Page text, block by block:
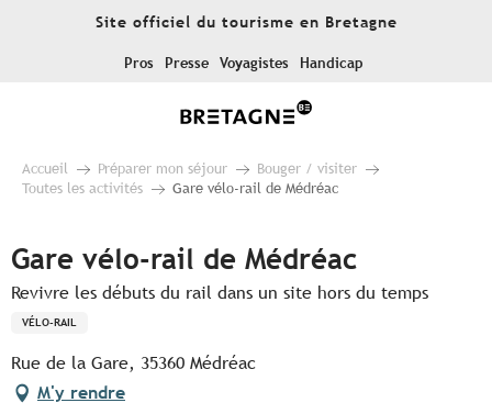
Site officiel du tourisme en Bretagne
Pros Presse Voyagistes Handicap
Accueil Préparer mon séjour
Bouger / visiter
Toutes les activités
Gare vélo-rail de Médréac
Gare vélo-rail de Médréac
Revivre les débuts du rail dans un site hors du temps
VÉLO-RAIL
Rue de la Gare, 35360 Médréac
M'y rendre